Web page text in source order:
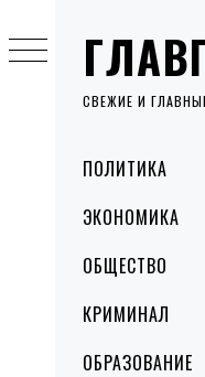
СВЕЖИЕ И
MenuПОЛИТИКА
ЭКОНОМИКА
ОБЩЕСТВО
КРИМИНАЛ
ОБРАЗОВАНИЕ
to
content